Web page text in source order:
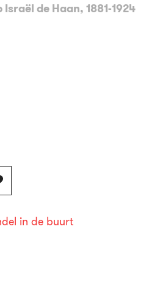
de Haan, 1881-1924
in de buurt